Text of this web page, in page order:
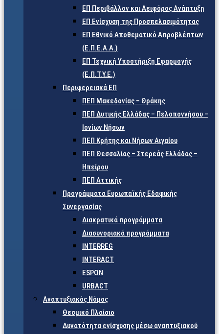
ΕΠ Περιβάλλον και Αειφόρος Ανάπτυξη
ΕΠ Ενίσχυση της Προσπελασιμότητας
ΕΠ Εθνικό Αποθεματικό Απροβλέπτων
(Ε.Π.Ε.Α.Α.)
ΕΠ Τεχνική Υποστήριξη Εφαρμογής
(Ε.Π.Τ.Υ.Ε.)
Περιφερειακά ΕΠ
ΠΕΠ Μακεδονίας – Θράκης
ΠΕΠ Δυτικής Ελλάδας – Πελοποννήσου –
Ιονίων Νήσων
ΠΕΠ Κρήτης και Νήσων Αιγαίου
ΠΕΠ Θεσσαλίας – Στερεάς Ελλάδας –
Ηπείρου
ΠΕΠ Αττικής
Προγράμματα Ευρωπαϊκής Εδαφικής
Συνεργασίας
Διακρατικά προγράμματα
Διασυνοριακά προγράμματα
INTERREG
INTERACT
ESPON
URBACT
Αναπτυξιακός Νόμος
Θεσμικό Πλαίσιο
Δυνατότητα ενίσχυσης μέσω αναπτυξιακού